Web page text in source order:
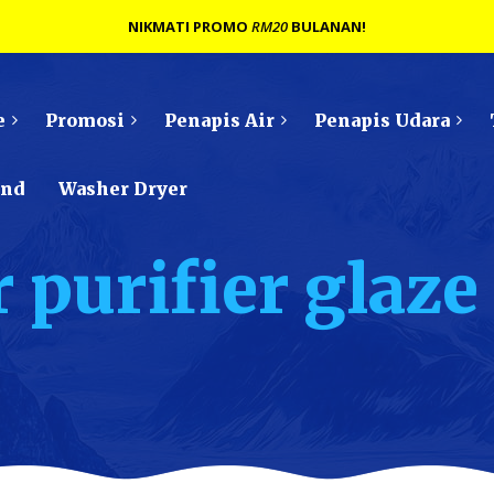
Promosi Penapis Air Penapis Udara
Washer Dryer
purifier glaze
NIKMATI PROMO RM20 BULANAN!